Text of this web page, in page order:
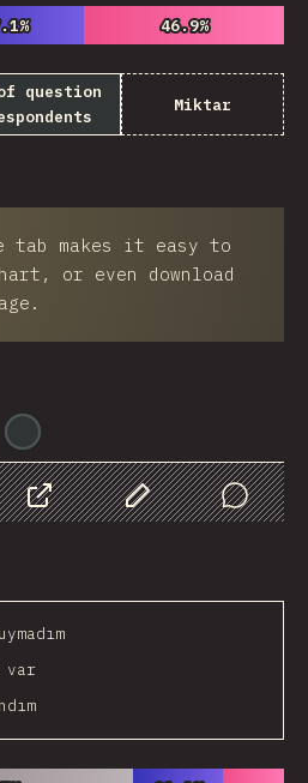
46.9%
46.9%
question
Miktar
tab makes it easy to
or even download
Share Customize Data
Comments
var